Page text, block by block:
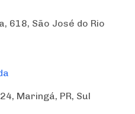
618, São José do Rio
Maringá, PR, Sul